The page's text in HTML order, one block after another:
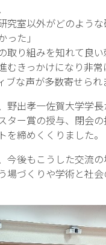
究室以外がどのよう
った」
取り組みを知れて良い
むきっかけになり非常
ブな声が多数寄せられ
野出孝一佐賀大学学
ター賞の授与、閉会
を締めくくりました。
後もこうした交流の
場づくりや学術と社